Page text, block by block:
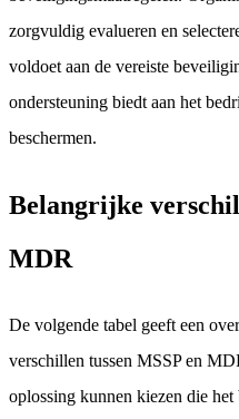
zorgvuldig evalueren en
voldoet aan de vereiste
ondersteuning biedt aan het
beschermen.
Belangrijke
MDR
De volgende tabel geeft een
verschillen tussen MSSP en
oplossing kunnen kiezen die het